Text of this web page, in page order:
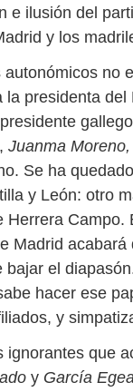
e ilusión del
y los
no
la presidenta
Juanma Moreno,
Se ha
y León: otro
Herrera Campo.
Madrid
bajar el
hacer ese
y
ignorantes que
y García